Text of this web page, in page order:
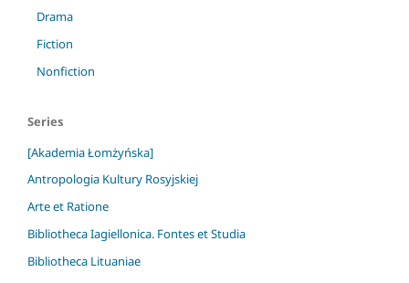
Drama
Fiction
Nonfiction
Series
[Akademia Łomżyńska]
Antropologia Kultury Rosyjskiej
Arte et Ratione
Bibliotheca Iagiellonica. Fontes et Studia
Bibliotheca Lituaniae